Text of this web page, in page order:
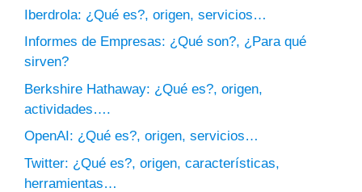
Iberdrola: ¿Qué es?, origen, servicios…
Informes de Empresas: ¿Qué son?, ¿Para qué
sirven?
Berkshire Hathaway: ¿Qué es?, origen,
actividades….
OpenAI: ¿Qué es?, origen, servicios…
Twitter: ¿Qué es?, origen, características,
herramientas…